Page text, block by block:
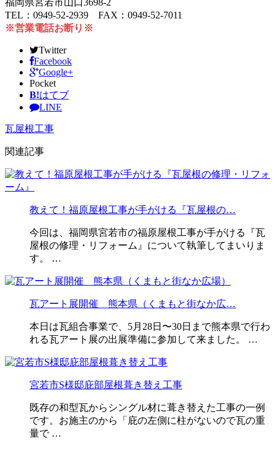
TEL：0949-52-2939 FAX：0949-52-7011
※営業電話お断り※
Twitter
Facebook
Google+
Pocket
B!はてブ
LINE
瓦屋根工事
関連記事
教えて！福原屋根工事が手がける『瓦屋根の…
今回は、福岡県宮若市の福原屋根工事が手がける『瓦
屋根の修理・リフォーム』について執筆してまいりま
す。 …
瓦アート展開催 熊本県（くまもと街なか広…
本日は瓦組合事業で、5月28日〜30日まで熊本県で行わ
れる瓦アート展の出展準備に参加して来ました。 …
宮若市S様邸庇部屋根葺き替え工事
既存の和型瓦からシングル材に葺き替えた工事の一例
です。お施主のから「庇の左側に柱がないので瓦の重
量で …